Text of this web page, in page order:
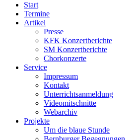
Start
Termine
Artikel
Presse
KFK Konzertberichte
SM Konzertberichte
Chorkonzerte
Service
Impressum
Kontakt
Unterrichtsanmeldung
Videomitschnitte
Webarchiv
Projekte
Um die blaue Stunde